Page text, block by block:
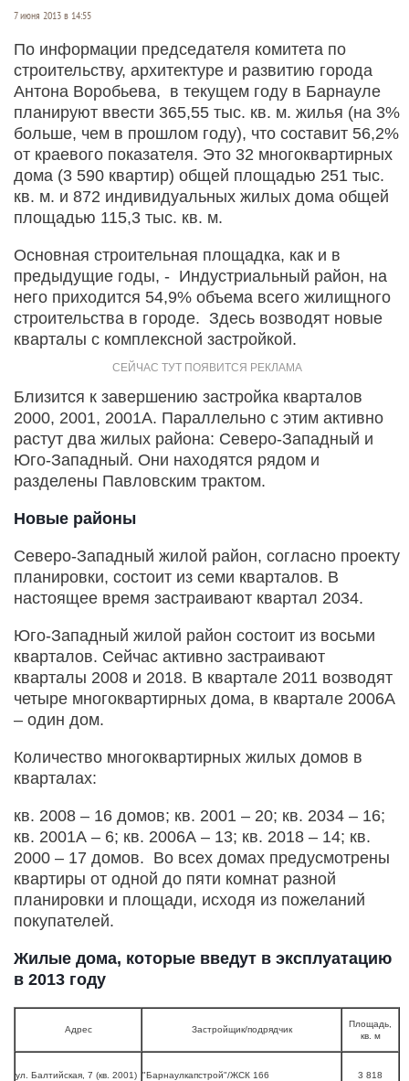
7 июня 2013 в 14:55
По информации председателя комитета по
строительству, архитектуре и развитию города
Антона Воробьева, в текущем году в Барнауле
планируют ввести 365,55 тыс. кв. м. жилья (на 3%
больше, чем в прошлом году), что составит 56,2%
от краевого показателя. Это 32 многоквартирных
дома (3 590 квартир) общей площадью 251 тыс.
кв. м. и 872 индивидуальных жилых дома общей
площадью 115,3 тыс. кв. м.
Основная строительная площадка, как и в
предыдущие годы, - Индустриальный район, на
него приходится 54,9% объема всего жилищного
строительства в городе. Здесь возводят новые
кварталы с комплексной застройкой.
Близится к завершению застройка кварталов
2000, 2001, 2001А. Параллельно с этим активно
растут два жилых района: Северо-Западный и
Юго-Западный. Они находятся рядом и
разделены Павловским трактом.
Новые районы
Северо-Западный жилой район, согласно проекту
планировки, состоит из семи кварталов. В
настоящее время застраивают квартал 2034.
Юго-Западный жилой район состоит из восьми
кварталов. Сейчас активно застраивают
кварталы 2008 и 2018. В квартале 2011 возводят
четыре многоквартирных дома, в квартале 2006А
– один дом.
Количество многоквартирных жилых домов в
кварталах:
кв. 2008 – 16 домов; кв. 2001 – 20; кв. 2034 – 16;
кв. 2001А – 6; кв. 2006А – 13; кв. 2018 – 14; кв.
2000 – 17 домов. Во всех домах предусмотрены
квартиры от одной до пяти комнат разной
планировки и площади, исходя из пожеланий
покупателей.
Жилые дома, которые введут в эксплуатацию
в 2013 году
Адрес Застройщик/подрядчик
Площадь,
кв. м
ул. Балтийская, 7 (кв. 2001) "Барнаулкапстрой"/ЖСК 166 3 818